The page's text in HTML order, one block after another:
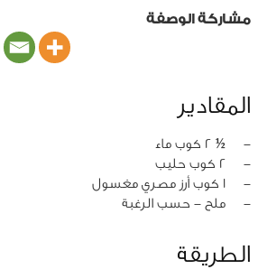
مشاركة الوصفة
المقادير
‏-
½ 2 كوب ماء
‏-
2 كوب حليب
‏-
1 كوب أرز مصري مغسول
‏-
ملح - حسب الرغبة
الطريقة